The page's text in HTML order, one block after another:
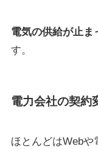
電気の供給が止ま
す。
電力会社の契約
ほとんどはWeb